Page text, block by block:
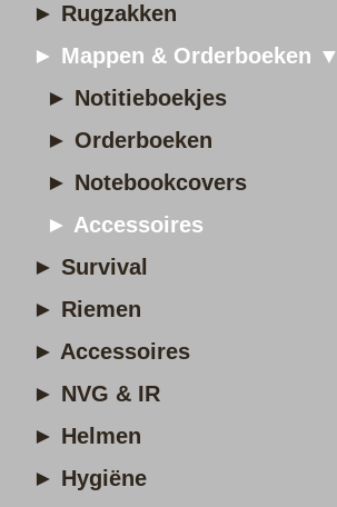
► Rugzakken
► Mappen & Orderboeken ▼
► Notitieboekjes
► Orderboeken
► Notebookcovers
► Accessoires
► Survival
► Riemen
► Accessoires
► NVG & IR
► Helmen
► Hygiëne